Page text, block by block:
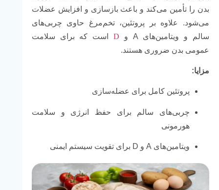
بدن را تأمین می‌کند و باعث بازسازی و افزایش عضلات
می‌شود. علاوه بر پروتئین، تخم‌مرغ حاوی چربی‌های
سالم و ویتامین‌های A و
Dاست که برای سلامت
عمومی بدن ضروری هستند.
مزایا:
پروتئین کامل برای عضله‌سازی
چربی‌های سالم برای حفظ انرژی و سلامت
هورمونی
ویتامین‌های A و D برای تقویت سیستم ایمنی